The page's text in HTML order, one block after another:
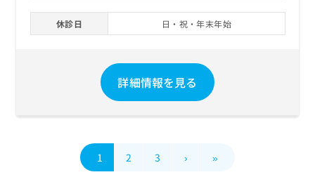
休診日 日・祝・年末年始
詳細情報を見る
1 2 3 › »